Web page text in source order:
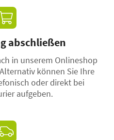
abschließen
in unserem Onlineshop
Alternativ können Sie Ihre
oder direkt bei
aufgeben.